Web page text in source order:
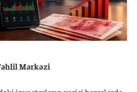
Mərkəzi